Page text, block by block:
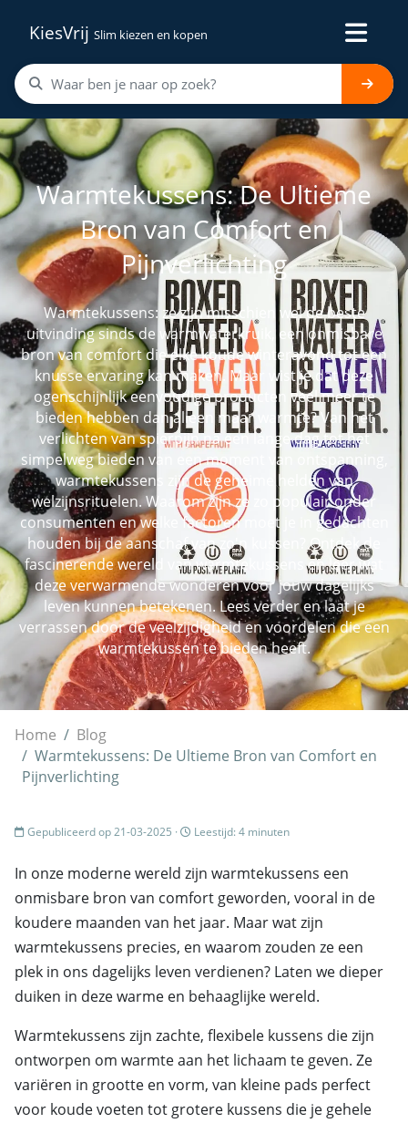
KiesVrij Slim kiezen en kopen
Warmtekussens: De Ultieme
Bron van Comfort en
Pijnverlichting
Warmtekussens: ze zijn misschien wel de beste
uitvinding sinds de warmwaterkruik, een onmisbare
bron van comfort die elke koude winteravond tot een
knusse ervaring kan maken. Maar wist je dat deze
ogenschijnlijk eenvoudige producten veel meer te
bieden hebben dan alleen maar warmte? Van het
verlichten van spierpijn na een lange dag tot het
simpelweg bieden van een moment van ontspanning,
warmtekussens zijn de geheime helden van
welzijnsrituelen. Waarom zijn ze zo populair onder
consumenten en welke factoren moet je in gedachten
houden bij de aanschaf van zo'n kussen? Ontdek de
fascinerende wereld van warmtekussens en leer wat
deze verwarmende wonderen voor jouw dagelijks
leven kunnen betekenen. Lees verder en laat je
verrassen door de veelzijdigheid en voordelen die een
warmtekussen te bieden heeft.
Home
Blog
Warmtekussens: De Ultieme Bron van Comfort en
Pijnverlichting
Gepubliceerd op 21-03-2025 · Leestijd: 4 minuten
In onze moderne wereld zijn warmtekussens een
onmisbare bron van comfort geworden, vooral in de
koudere maanden van het jaar. Maar wat zijn
warmtekussens precies, en waarom zouden ze een
plek in ons dagelijks leven verdienen? Laten we dieper
duiken in deze warme en behaaglijke wereld.
Warmtekussens zijn zachte, flexibele kussens die zijn
ontworpen om warmte aan het lichaam te geven. Ze
variëren in grootte en vorm, van kleine pads perfect
voor koude voeten tot grotere kussens die je gehele